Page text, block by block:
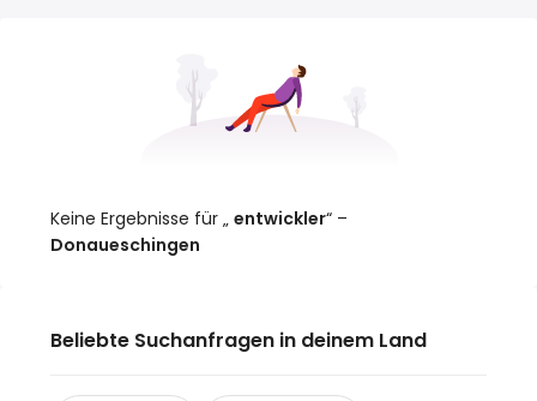
Keine Ergebnisse für „ entwickler“ –
Donaueschingen
Beliebte Suchanfragen in deinem Land